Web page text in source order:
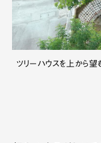
ツリーハウスを上から望